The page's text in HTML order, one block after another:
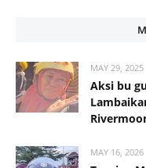
MAY 29, 2025
Aksi bu
MAY 16, 2026